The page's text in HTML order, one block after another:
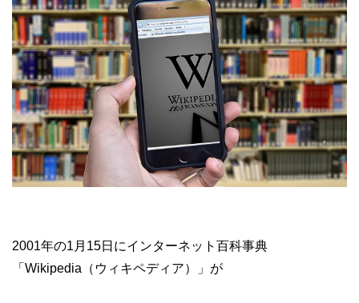
2001年の1月15日にインターネット百科事典
「Wikipedia（ウィキペディア）」が